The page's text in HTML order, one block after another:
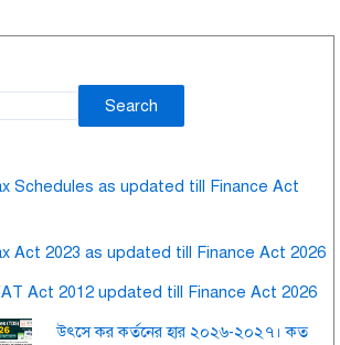
Search
Schedules as updated till Finance Act
Act 2023 as updated till Finance Act 2026
Act 2012 updated till Finance Act 2026
উৎসে কর কর্তনের হার ২০২৬-২০২৭। কত